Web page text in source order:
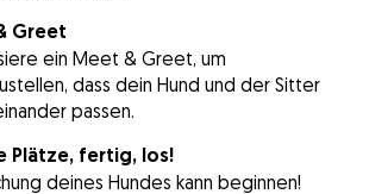
Greet
ein Meet & Greet, um
dass dein Hund und der Sitter
passen.
Plätze, fertig, los!
deines Hundes kann beginnen!